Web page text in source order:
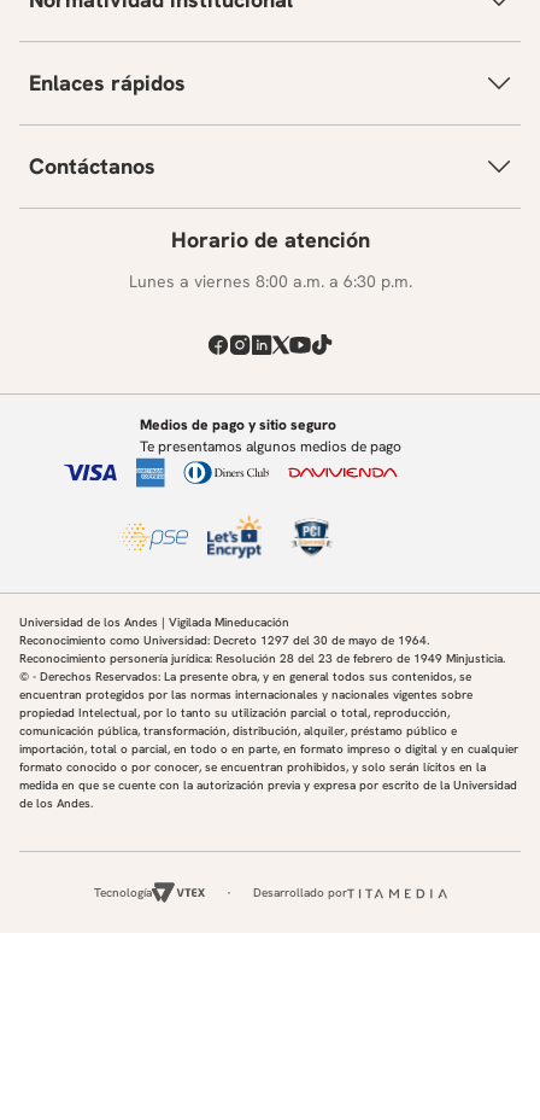
Enlaces rápidos
Contáctanos
Horario de atención
Lunes a viernes 8:00 a.m. a 6:30 p.m.
Medios de pago y sitio seguro
Te presentamos algunos medios de pago
Universidad de los Andes | Vigilada Mineducación
Reconocimiento como Universidad: Decreto 1297 del 30 de mayo de 1964.
Reconocimiento personería jurídica: Resolución 28 del 23 de febrero de 1949 Minjusticia.
© - Derechos Reservados: La presente obra, y en general todos sus contenidos, se
encuentran protegidos por las normas internacionales y nacionales vigentes sobre
propiedad Intelectual, por lo tanto su utilización parcial o total, reproducción,
comunicación pública, transformación, distribución, alquiler, préstamo público e
importación, total o parcial, en todo o en parte, en formato impreso o digital y en cualquier
formato conocido o por conocer, se encuentran prohibidos, y solo serán lícitos en la
medida en que se cuente con la autorización previa y expresa por escrito de la Universidad
de los Andes.
Tecnología Desarrollado por